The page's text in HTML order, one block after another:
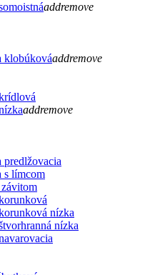
addremove
klobúkováaddremove
addremove
s límcom
nízka
nízka